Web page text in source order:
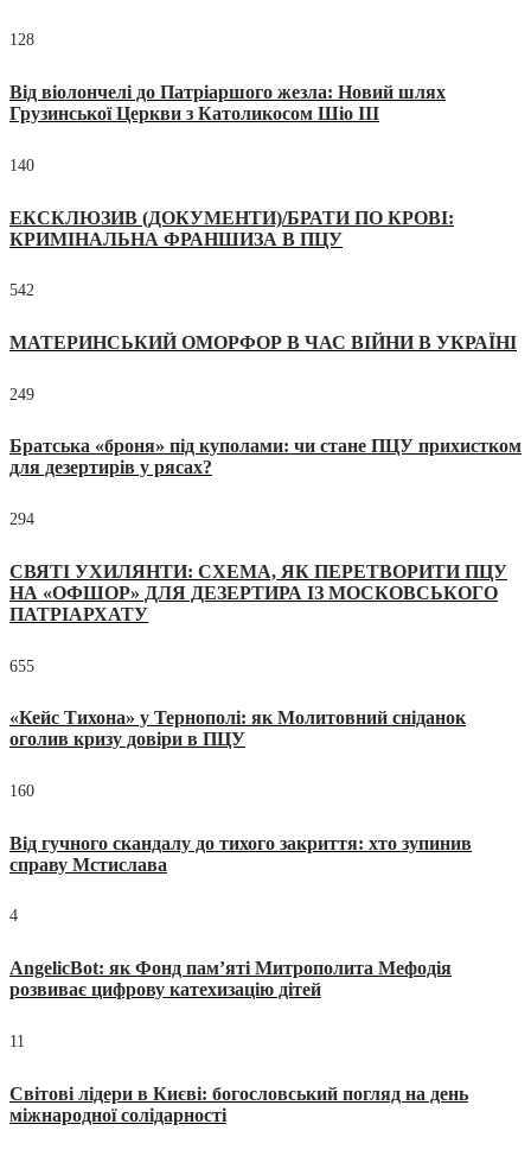
128
Від віолончелі до Патріаршого жезла: Новий шлях
Грузинської Церкви з Католикосом Шіо III
140
ЕКСКЛЮЗИВ (ДОКУМЕНТИ)/БРАТИ ПО КРОВІ:
КРИМІНАЛЬНА ФРАНШИЗА В ПЦУ
542
МАТЕРИНСЬКИЙ ОМОРФОР В ЧАС ВІЙНИ В УКРАЇНІ
249
Братська «броня» під куполами: чи стане ПЦУ прихистком
для дезертирів у рясах?
294
СВЯТІ УХИЛЯНТИ: СХЕМА, ЯК ПЕРЕТВОРИТИ ПЦУ
НА «ОФШОР» ДЛЯ ДЕЗЕРТИРА ІЗ МОСКОВСЬКОГО
ПАТРІАРХАТУ
655
«Кейс Тихона» у Тернополі: як Молитовний сніданок
оголив кризу довіри в ПЦУ
160
Від гучного скандалу до тихого закриття: хто зупинив
справу Мстислава
4
AngelicBot: як Фонд пам’яті Митрополита Мефодія
розвиває цифрову катехизацію дітей
11
Світові лідери в Києві: богословський погляд на день
міжнародної солідарності